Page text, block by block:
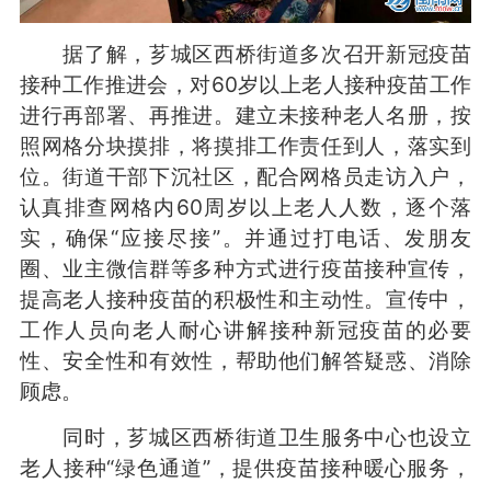
据了解，芗城区西桥街道多次召开新冠疫苗
接种工作推进会，对60岁以上老人接种疫苗工作
进行再部署、再推进。建立未接种老人名册，按
照网格分块摸排，将摸排工作责任到人，落实到
位。街道干部下沉社区，配合网格员走访入户，
认真排查网格内60周岁以上老人人数，逐个落
实，确保“应接尽接”。并通过打电话、发朋友
圈、业主微信群等多种方式进行疫苗接种宣传，
提高老人接种疫苗的积极性和主动性。宣传中，
工作人员向老人耐心讲解接种新冠疫苗的必要
性、安全性和有效性，帮助他们解答疑惑、消除
顾虑。
同时，芗城区西桥街道卫生服务中心也设立
老人接种“绿色通道”，提供疫苗接种暖心服务，